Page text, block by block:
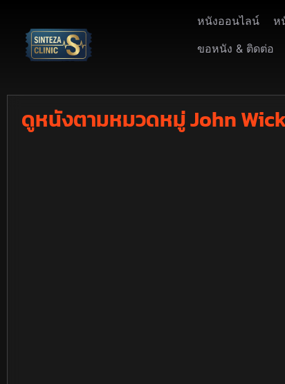
หนังออนไลน์ ห
ขอหนัง & ติดต่อ
ดูหนังตามหมวดหมู่ John